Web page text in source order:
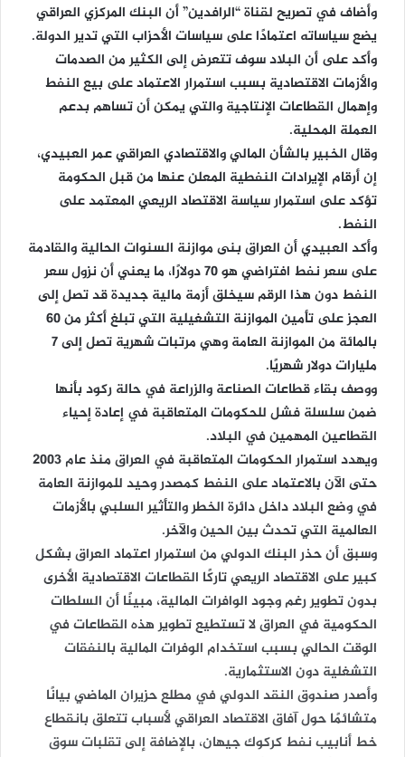
وأضاف في تصريح لقناة “الرافدين” أن البنك المركزي العراقي
يضع سياساته اعتمادًا على سياسات الأحزاب التي تدير الدولة.
وأكد على أن البلاد سوف تتعرض إلى الكثير من الصدمات
والأزمات الاقتصادية بسبب استمرار الاعتماد على بيع النفط
وإهمال القطاعات الإنتاجية والتي يمكن أن تساهم بدعم
العملة المحلية.
وقال الخبير بالشأن المالي والاقتصادي العراقي عمر العبيدي،
إن أرقام الإيرادات النفطية المعلن عنها من قبل الحكومة
تؤكد على استمرار سياسة الاقتصاد الريعي المعتمد على
النفط.
وأكد العبيدي أن العراق بنى موازنة السنوات الحالية والقادمة
على سعر نفط افتراضي هو 70 دولارًا، ما يعني أن نزول سعر
النفط دون هذا الرقم سيخلق أزمة مالية جديدة قد تصل إلى
العجز على تأمين الموازنة التشغيلية التي تبلغ أكثر من 60
بالمائة من الموازنة العامة وهي مرتبات شهرية تصل إلى 7
مليارات دولار شهريًا.
ووصف بقاء قطاعات الصناعة والزراعة في حالة ركود بأنها
ضمن سلسلة فشل للحكومات المتعاقبة في إعادة إحياء
القطاعين المهمين في البلاد.
ويهدد استمرار الحكومات المتعاقبة في العراق منذ عام 2003
حتى الآن بالاعتماد على النفط كمصدر وحيد للموازنة العامة
في وضع البلاد داخل دائرة الخطر والتأثير السلبي بالأزمات
العالمية التي تحدث بين الحين والآخر.
وسبق أن حذر البنك الدولي من استمرار اعتماد العراق بشكل
كبير على الاقتصاد الريعي تاركًا القطاعات الاقتصادية الأخرى
بدون تطوير رغم وجود الوافرات المالية، مبينًا أن السلطات
الحكومية في العراق لا تستطيع تطوير هذه القطاعات في
الوقت الحالي بسبب استخدام الوفرات المالية بالنفقات
التشغلية دون الاستثمارية.
وأصدر صندوق النقد الدولي في مطلع حزيران الماضي بيانًا
متشائمًا حول آفاق الاقتصاد العراقي لأسباب تتعلق بانقطاع
خط أنابيب نفط كركوك جيهان، بالإضافة إلى تقلبات سوق